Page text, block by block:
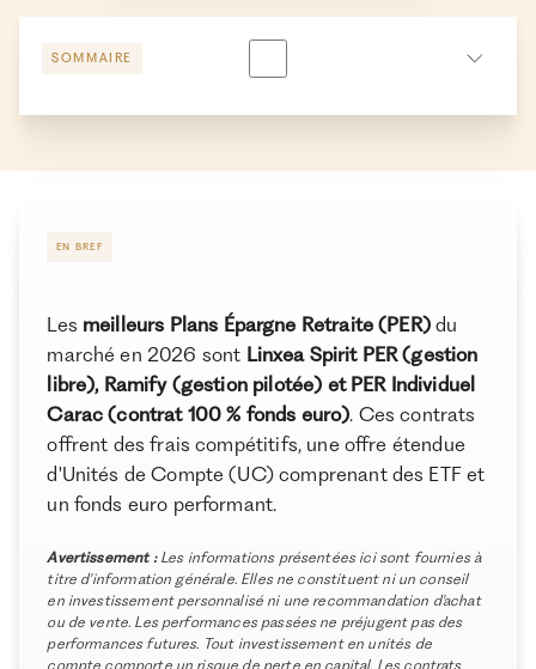
SOMMAIRE
Quels critères pour choisir le meilleur PER
(multisupports)
Quel est le meilleur PER pour investir à 100 % fonds
euro garanti ?
Fiche pratique pour évaluer un Plan Épargne Retraite
(PER)
Conclusion : tableau comparatif des meilleures PER
du marché selon nos critères
À propos de Ramify
Ramify est l’alternative digitale à la banque privée.
Pour une clientèle exigeante, nous combinons
expertise patrimoniale, technologie et sélection
rigoureuse des meilleurs produits du marché, dans
une logique de performance à long terme.
EN BREF
Les meilleurs Plans Épargne Retraite (PER)du
marché en 2026 sont Linxea Spirit PER (gestion
libre), Ramify (gestion pilotée) et PER Individuel
Carac (contrat 100 % fonds euro). Ces contrats
offrent des frais compétitifs, une offre étendue
d'Unités de Compte (UC) comprenant des ETF et
un fonds euro performant.
Avertissement :Les informations présentées ici sont fournies à
titre d'information générale. Elles ne constituent ni un conseil
en investissement personnalisé ni une recommandation d'achat
ou de vente. Les performances passées ne préjugent pas des
performances futures. Tout investissement en unités de
compte comporte un risque de perte en capital. Les contrats